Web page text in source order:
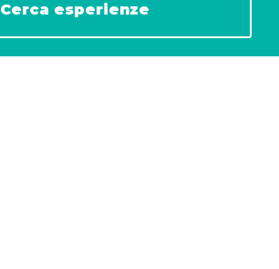
Cerca esperienze